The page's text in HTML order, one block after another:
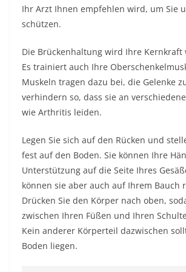
Ihr Arzt Ihnen empfehlen wird, um Sie
schützen.
Die Brückenhaltung wird Ihre Kernkraft
Es trainiert auch Ihre
Muskeln tragen dazu bei, die Gelenke
verhindern so, dass sie an
wie Arthritis leiden.
Legen Sie sich auf den Rücken und
fest auf den Boden. Sie können Ihre
Unterstützung auf die Seite Ihres
können sie aber auch auf Ihrem Bauch
Drücken Sie den Körper nach oben,
zwischen Ihren Füßen und Ihren
Kein anderer Körperteil dazwischen
Boden liegen.